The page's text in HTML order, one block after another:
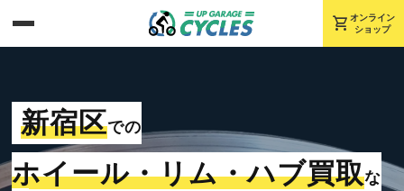
shopping_cart オンライン
ショップ
新宿区での
ホイール・リム・ハブ買取な